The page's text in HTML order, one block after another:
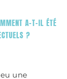
A-T-IL ÉTÉ
?
une